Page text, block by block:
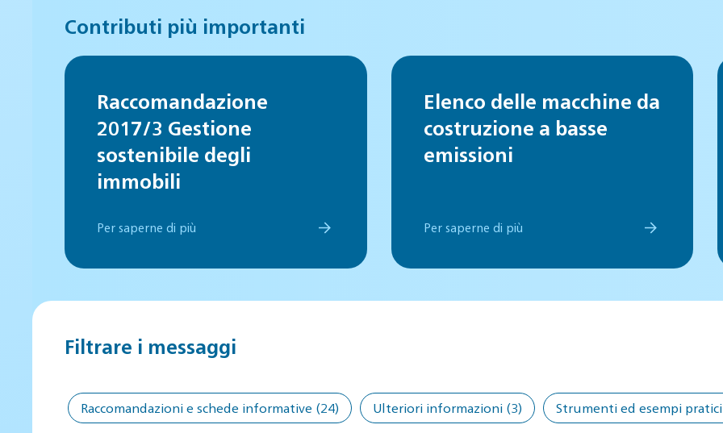
Contributi più importanti
Raccomandazione
2017/3 Gestione
sostenibile degli
immobili
Per saperne di più
Elenco delle macchine da
costruzione a basse
emissioni
Per saperne di più
Filtrare i messaggi
Raccomandazioni e schede informative (24) Ulteriori informazioni (3) Strumenti ed esempi pratici